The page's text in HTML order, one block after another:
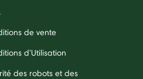
de vente
d'Utilisation
des robots et des